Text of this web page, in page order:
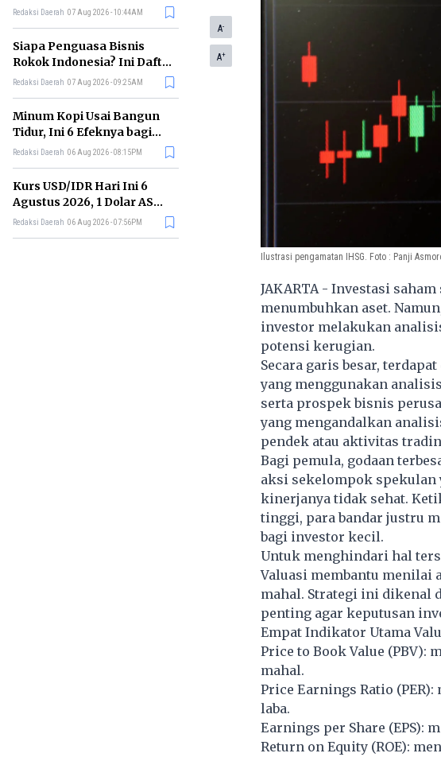
yang Paling Cocok
Redaksi Daerah 07 Aug 2026 - 10:44AM
Siapa Penguasa Bisnis
Rokok Indonesia? Ini Daftar
Perusahaan Terbesarnya
Redaksi Daerah 07 Aug 2026 - 09:25AM
Minum Kopi Usai Bangun
Tidur, Ini 6 Efeknya bagi
Kesehatan Tubuh
Redaksi Daerah 06 Aug 2026 - 08:15PM
Kurs USD/IDR Hari Ini 6
Agustus 2026, 1 Dolar AS
Kini Berapa Rupiah?
Redaksi Daerah 06 Aug 2026 - 07:56PM
A-
A+
Ilustrasi pengamatan IHSG. Foto : Panji
JAKARTA - Investasi
menumbuhkan aset.
investor melakukan
potensi kerugian.
Secara garis besar,
yang menggunakan
serta prospek bisnis
yang mengandalkan
pendek atau aktivitas
Bagi pemula, godaan
aksi sekelompok spekulan
kinerjanya tidak sehat.
tinggi, para bandar justru
bagi investor kecil.
Untuk menghindari hal
Valuasi membantu menilai
mahal. Strategi ini dikenal
penting agar keputusan
Empat Indikator Utama
Price to Book Value (PBV):
mahal.
Price Earnings Ratio
laba.
Earnings per Share (EPS):
Return on Equity (ROE):